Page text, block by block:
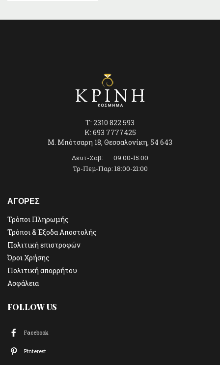
T: 2310 822 593
K: 693 7777425
Μ. Μπότσαρη 18, Θεσσαλονίκη, 54 643
Δευτ-Σαβ: 09:00-15:00
Τρ-Πεμ-Παρ: 18:00-21:00
ΑΓΟΡΕΣ
Τρόποι Πληρωμής
Τρόποι & Έξοδα Αποστολής
Πολιτική επιστροφών
Όροι Χρήσης
Πολιτική απορρήτου
Ασφάλεια
FOLLOW US
Facebook
Pinterest